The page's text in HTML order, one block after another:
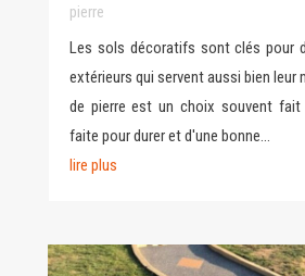
pierre
Les sols décoratifs sont clés pour
extérieurs qui servent aussi bien leur
de pierre est un choix souvent
faite pour durer et d'une bonne...
lire plus